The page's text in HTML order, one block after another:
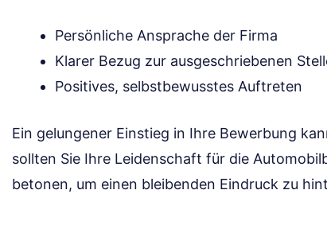
Persönliche Ansprache der Firma
Klarer Bezug zur ausgeschriebenen
Positives, selbstbewusstes Auftreten
Ein gelungener Einstieg in Ihre Bewerbung
sollten Sie Ihre Leidenschaft für die
betonen, um einen bleibenden Eindruck zu